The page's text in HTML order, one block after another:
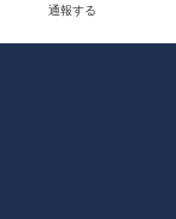
通報する